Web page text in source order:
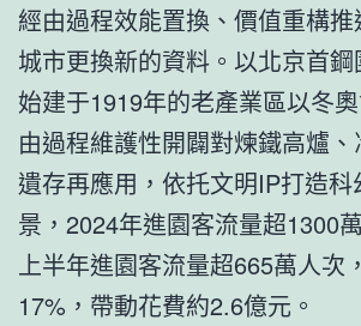
經由過程效能置換、價值重構
城市更換新的資料。以北京首
始建于1919年的老產業區以冬
由過程維護性開闢對煉鐵高爐
遺存再應用，依托文明IP打造
景，2024年進園客流量超1300
上半年進園客流量超665萬人次
17%，帶動花費約2.6億元。